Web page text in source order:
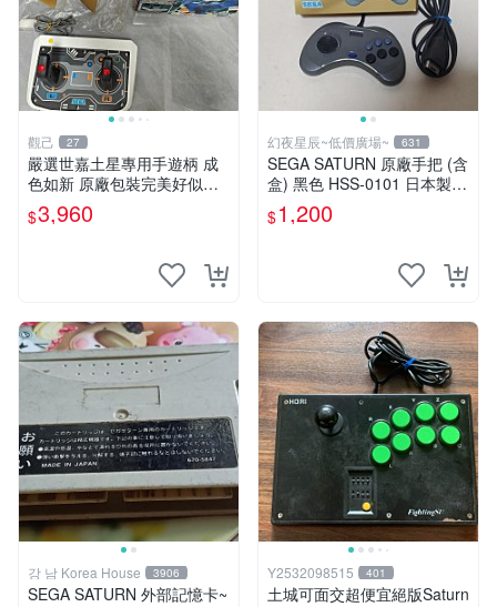
觀己 27
嚴選世嘉土星專用手遊柄 成
色如新 原廠包裝完美好似未
拆封 游戲電競推薦 土星手柄
Arcade 操作桿
$3,960
幻夜星辰~低價廣場~ 631
SEGA SATURN 原廠手把 (含
盒) 黑色 HSS-0101 日本製 B
B0189
$1,200
강 남 Korea House 3906
SEGA SATURN 外部記憶卡~
Y2532098515 401
土城可面交超便宜絕版Saturn